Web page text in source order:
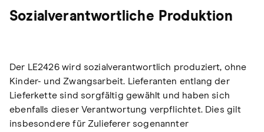
Sozialverantwortliche Produktion
Der LE2426 wird sozialverantwortlich produziert, ohne
Kinder- und Zwangsarbeit. Lieferanten entlang der
Lieferkette sind sorgfältig gewählt und haben sich
ebenfalls dieser Verantwortung verpflichtet. Dies gilt
insbesondere für Zulieferer sogenannter